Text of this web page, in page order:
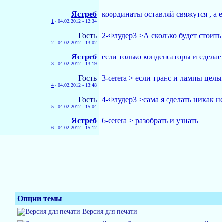
Ястреб
1 - 04.02.2012 - 12:34
координаты оставляй свяжутся ,
Гость
2 - 04.02.2012 - 13:02
2-Флудер3 >А сколько будет
Ястреб
3 - 04.02.2012 - 13:19
если только конденсаторы и
Гость
4 - 04.02.2012 - 13:48
3-cerera > если транс и лампы
Гость
5 - 04.02.2012 - 15:04
4-Флудер3 >сама я сделать никак
Ястреб
6 - 04.02.2012 - 15:12
6-cerera > разобрать и узнать
Опции темы
Версия для печати